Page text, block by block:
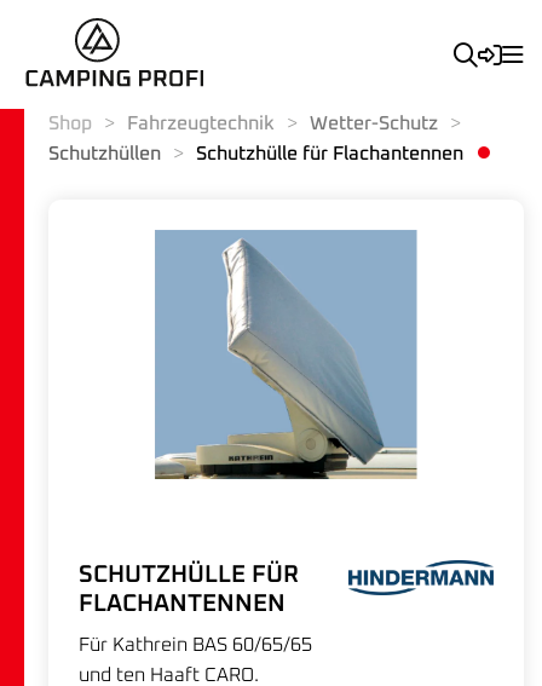
Shop Fahrzeugtechnik
Wetter-Schutz
Schutzhüllen
Schutzhülle für Flachantennen
SCHUTZHÜLLE FÜR
FLACHANTENNEN
Für Kathrein BAS 60/65/65
und ten Haaft CARO.